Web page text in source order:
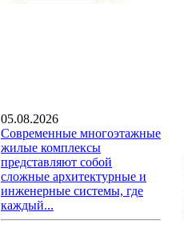
05.08.2026
Современные многоэтажные
жилые комплексы
представляют собой
сложные архитектурные и
инженерные системы, где
каждый...